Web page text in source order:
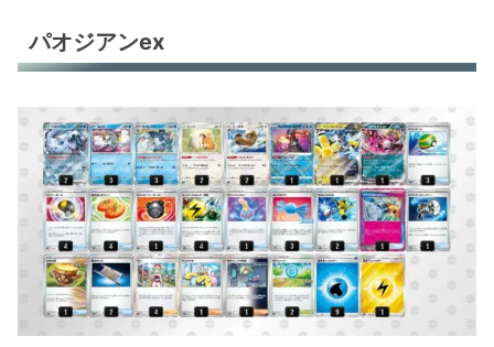
パオジアンex